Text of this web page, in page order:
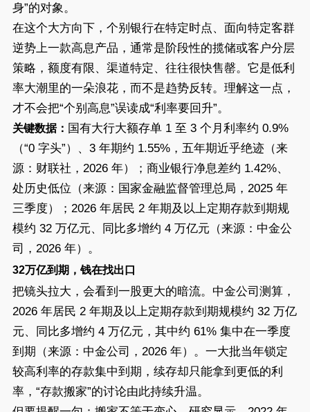
身”的对象。
在这个大方向下，个别银行在特定时点、面向特定客群
逆势上一款高息产品，通常是阶段性的揽储或客户分层
策略，额度有限、渠道特定、往往很快售罄。它是低利
率大潮里的一朵浪花，而不是趋势反转。理解这一点，
才不会把“个别高息”误读成“利率要回升”。
关键数据： 国有大行大额存单 1 至 3 个月利率约 0.9%
（“0 字头”）、3 年期约 1.55%，五年期近乎绝迹（来
源：财联社，2026 年）；商业银行净息差约 1.42%、
处历史低位（来源：国家金融监督管理总局，2025 年
三季度）；2026 年居民 2 年期及以上定期存款到期规
模约 32 万亿元、同比多增约 4 万亿元（来源：中金公
司，2026 年）。
32万亿到期，钱在找出口
把镜头拉大，会看到一股更大的暗流。中金公司测算，
2026 年居民 2 年期及以上定期存款到期规模约 32 万亿
元、同比多增约 4 万亿元，其中约 61% 集中在一季度
到期（来源：中金公司，2026 年）。一大批当年锁定
较高利率的存款集中到期，续存却只能拿到更低的利
率，“存款搬家”的讨论由此持续升温。